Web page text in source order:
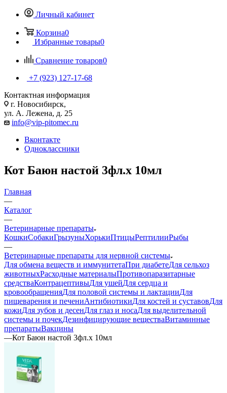
Личный кабинет
Корзина0
Избранные товары0
Сравнение товаров0
+7 (923) 127-17-68
Контактная информация
г. Новосибирск,
ул. А. Лежена, д. 25
info@vip-pitomec.ru
Вконтакте
Одноклассники
Кот Баюн настой 3фл.х 10мл
Главная
—
Каталог
—
Ветеринарные препараты
КошкиСобакиГрызуныХорькиПтицыРептилииРыбы
—
Ветеринарные препараты для нервной системы
Для обмена веществ и иммунитетаПри диабетеДля сельхоз
животныхРасходные материалыПротивопаразитарные
средстваКонтрацептивыДля ушейДля сердца и
кровообращенияДля половой системы и лактацииДля
пищеварения и печениАнтибиотикиДля костей и суставовДля
кожиДля зубов и десенДля глаз и носаДля выделительной
системы и почекДезинфицирующие веществаВитаминные
препаратыВакцины
—Кот Баюн настой 3фл.х 10мл